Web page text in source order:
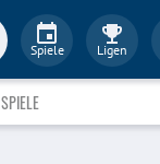
Spiele Ligen
SPIELE